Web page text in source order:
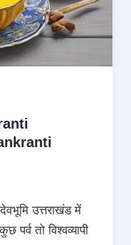
उत्तराखंड में
तो विश्वव्यापी